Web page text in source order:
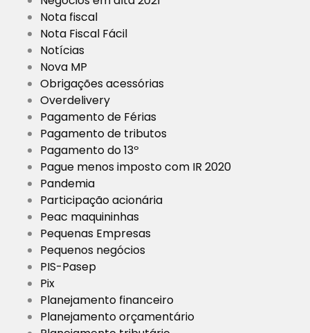
Nota fiscal
Nota Fiscal Fácil
Notícias
Nova MP
Obrigações acessórias
Overdelivery
Pagamento de Férias
Pagamento de tributos
Pagamento do 13º
Pague menos imposto com IR 2020
Pandemia
Participação acionária
Peac maquininhas
Pequenas Empresas
Pequenos negócios
PIS-Pasep
Pix
Planejamento financeiro
Planejamento orçamentário